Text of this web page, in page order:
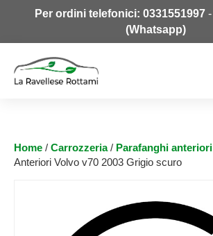
Per ordini telefonici: 0331551997-
(Whatsapp)
Home / Carrozzeria/ Parafanghi anteriori
Anteriori Volvo v70 2003 Grigio scuro